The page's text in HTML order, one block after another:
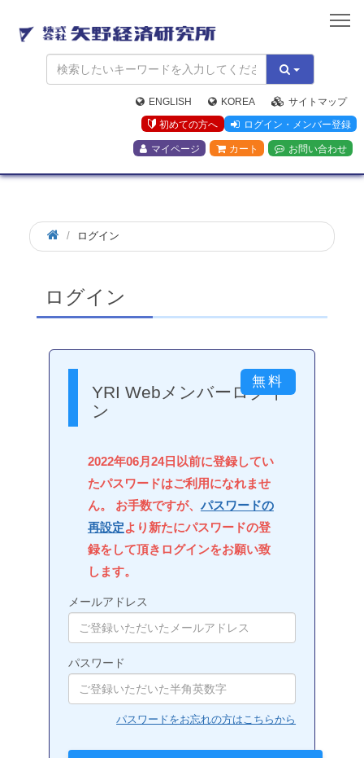
矢
野
経
済
研
究
所
ENGLISH KOREA
サイトマップ
初めての方へ
ログイン・メンバー登録
マイページ カート お問い合わせ
ログイン
ログイン
YRI Webメンバーログイ
ン
2022年06月24日以前に登録してい
たパスワードはご利用になれませ
ん。 お手数ですが、 パスワードの
再設定より新たにパスワードの登
録をして頂きログインをお願い致
します。
メールアドレス
パスワード
パスワードをお忘れの方はこちらから